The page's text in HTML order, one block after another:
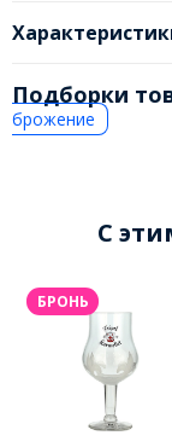
Подборки
брожение
C
БРОНЬ